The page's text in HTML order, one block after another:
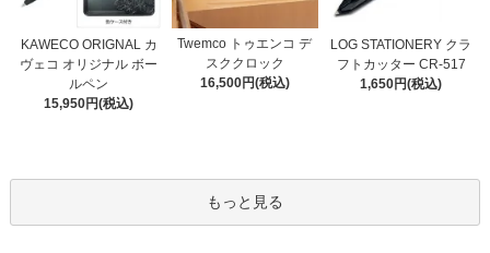
KAWECO ORIGNAL カ
ヴェコ オリジナル ボー
ルペン
15,950円(税込)
Twemco トゥエンコ デ
スククロック
16,500円(税込)
LOG STATIONERY クラ
フトカッター CR-517
1,650円(税込)
もっと見る